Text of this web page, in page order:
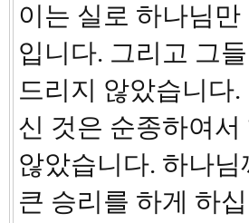
이는 실로 하나님
입니다. 그리고 그
드리지 않았습니다
신 것은 순종하여
않았습니다. 하나
큰 승리를 하게 하